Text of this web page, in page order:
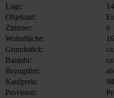
Lage:
Objektart:
Zimmer:
6
Wohnfläche:
Grundstück:
Baujahr:
Bezugsfrei:
Kaufpreis:
Provision: